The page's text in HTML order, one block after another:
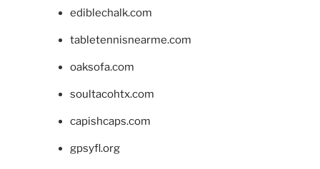
ediblechalk.com
tabletennisnearme.com
oaksofa.com
soultacohtx.com
capishcaps.com
gpsyfl.org